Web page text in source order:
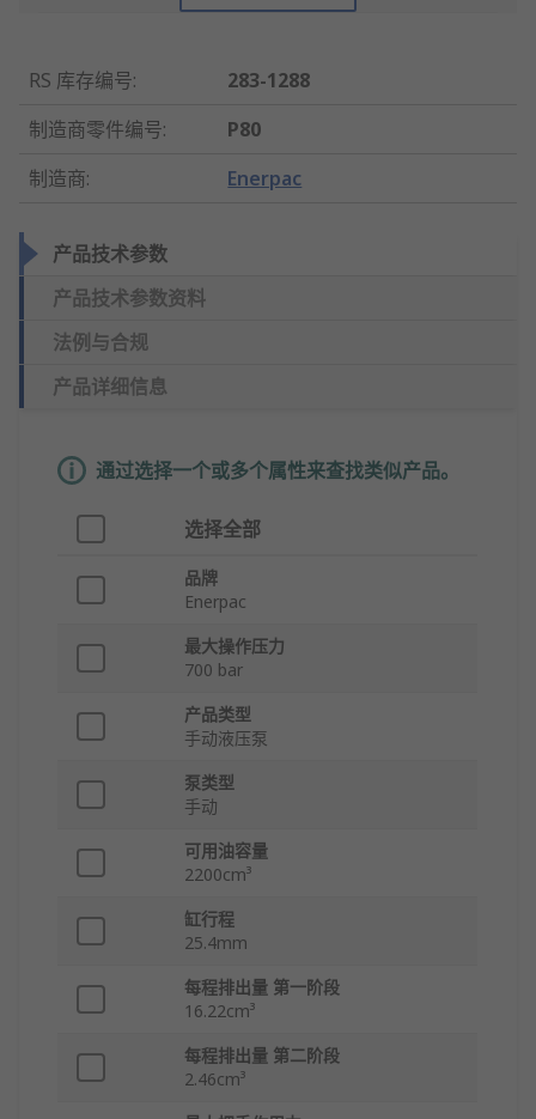
RS 库存编号:
283-1288
制造商零件编号:
P80
制造商: Enerpac
产品技术参数
产品技术参数资料
法例与合规
产品详细信息
通过选择一个或多个属性来查找类似产品。
选择全部
品牌
Enerpac
最大操作压力
700 bar
产品类型
手动液压泵
泵类型
手动
可用油容量
2200cm³
缸行程
25.4mm
每程排出量 第一阶段
16.22cm³
每程排出量 第二阶段
2.46cm³